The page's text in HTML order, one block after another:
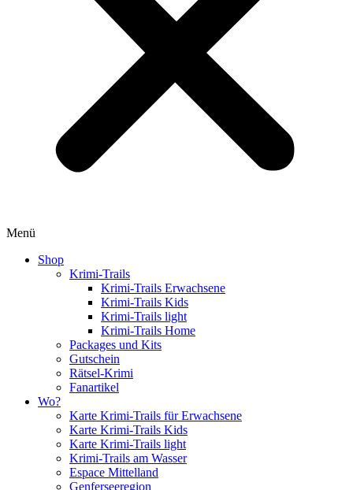
Menü
Shop
Krimi-Trails
Krimi-Trails Erwachsene
Krimi-Trails Kids
Krimi-Trails light
Krimi-Trails Home
Packages und Kits
Gutschein
Rätsel-Krimi
Fanartikel
Wo?
Karte Krimi-Trails für Erwachsene
Karte Krimi-Trails Kids
Karte Krimi-Trails light
Krimi-Trails am Wasser
Espace Mittelland
Genferseeregion